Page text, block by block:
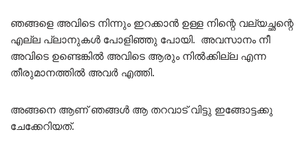
ഞങ്ങളെ അവിടെ നിന്നും ഇറക്കാൻ ഉള്ള നിന്റെ വല്യച്ഛന്റെ
എല്ല പ്ലാനുകൾ പോളിഞ്ഞു പോയി. അവസാനം നീ
അവിടെ ഉണ്ടെങ്കിൽ അവിടെ ആരും നിൽക്കില്ല എന്ന
തീരുമാനത്തിൽ അവർ എത്തി.
അങ്ങനെ ആണ് ഞങ്ങൾ ആ തറവാട് വിട്ടു ഇങ്ങോട്ടക്കു
ചേക്കേറിയത്.